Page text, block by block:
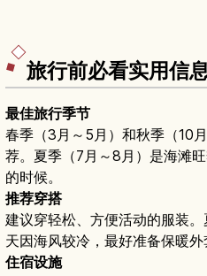
旅行前必看实用信
最佳旅行季节
春季（3月～5月）和秋季（10
荐。夏季（7月～8月）是海滩
的时候。
推荐穿搭
建议穿轻松、方便活动的服装
天因海风较冷，最好准备保暖外
住宿设施